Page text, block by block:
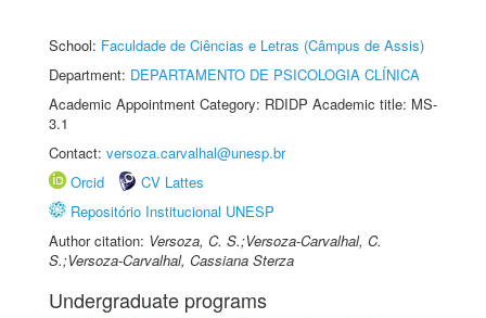
School: Faculdade de Ciências e Letras (Câmpus de Assis)
Department: DEPARTAMENTO DE PSICOLOGIA CLÍNICA
Academic Appointment Category: RDIDP Academic title: MS-
3.1
Contact: versoza.carvalhal@unesp.br
Orcid
CV Lattes
Repositório Institucional UNESP
Author citation: Versoza, C. S.;Versoza-Carvalhal, C.
S.;Versoza-Carvalhal, Cassiana Sterza
Undergraduate programs